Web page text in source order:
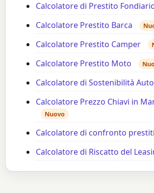
Calcolatore di Prestito
Calcolatore Prestito Barca
Calcolatore Prestito Camper
Calcolatore Prestito Moto
Calcolatore di Sostenibilità Auto
Calcolatore Prezzo Chiavi in
Nuovo
Calcolatore di confronto prestiti
Calcolatore di Riscatto del